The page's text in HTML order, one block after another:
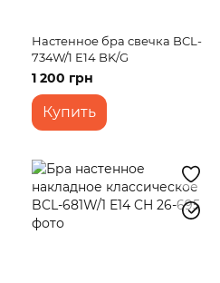
Настенное бра свечка BCL-
734W/1 E14 BK/G
1 200 грн
Купить